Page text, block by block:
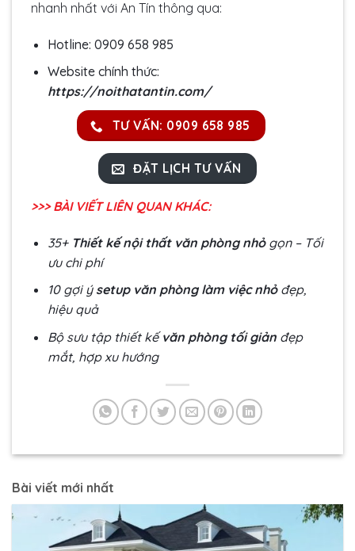
nhanh nhất với An Tín thông qua:
Hotline: 0909 658 985
Website chính thức:
https://noithatantin.com/
TƯ VẤN: 0909 658 985
ĐẶT LỊCH TƯ VẤN
>>>BÀI VIẾT LIÊN QUAN KHÁC:
35+ Thiết kế nội thất văn phòng nhỏgọn – Tối
ưu chi phí
10 gợi ý setup văn phòng làm việc nhỏđẹp,
hiệu quả
Bộ sưu tập thiết kếvăn phòng tối giảnđẹp
mắt, hợp xu hướng
Bài viết mới nhất